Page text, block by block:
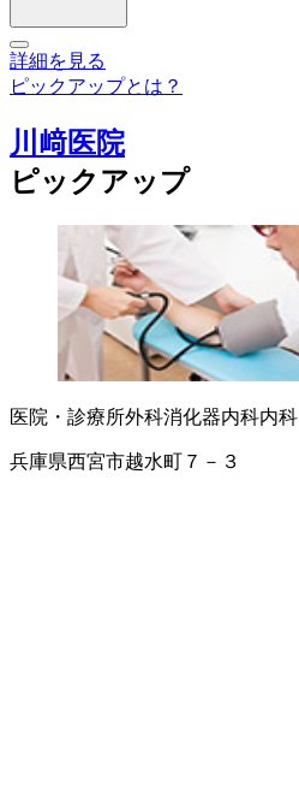
詳細を見る
ピックアップとは？
川﨑医院
ピックアップ
医院・診療所外科消化器内科内科
兵庫県西宮市越水町７－３